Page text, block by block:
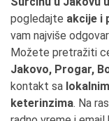
pogledajte akcije i
vam najviše
Možete pretražiti
Jakovo, Progar,
kontakt sa
keterinzima. Na